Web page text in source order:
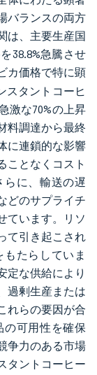
バランスの両方
は、主要生産国
38.8%急騰させ
カ価格で特に顕
スタントコーヒ
激な70%の上昇
料調達から最終
に連鎖的な影響
ことなくコスト
らに、輸送の遅
どのサプライチ
ています。リソ
て引き起こされ
たらしていま
定な供給により
過剰生産または
れらの要因が合
の可用性を確保
争力のある市場
タントコーヒー